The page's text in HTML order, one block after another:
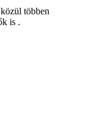
többen
is .